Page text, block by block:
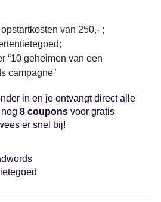
van 250,- ;
“10 geheimen van een
campagne”
in en je ontvangt direct alle
8 coupons voor gratis
er snel bij!